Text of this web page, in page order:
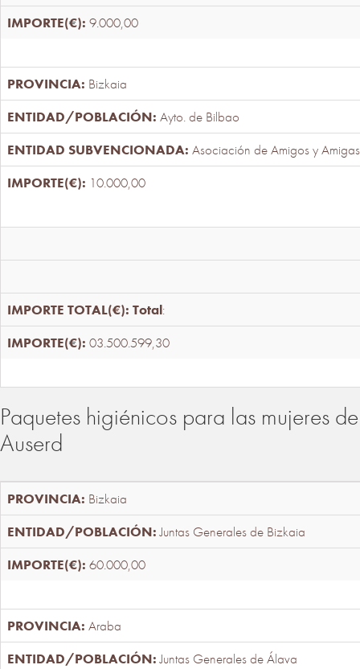
9.000,00
Bizkaia
Ayto. de Bilbao
Asociación de Amigos y
10.000,00
Total:
03.500.599,30
Paquetes higiénicos para las mujeres
Auserd
Bizkaia
Juntas Generales de Bizkaia
60.000,00
Araba
Juntas Generales de Álava